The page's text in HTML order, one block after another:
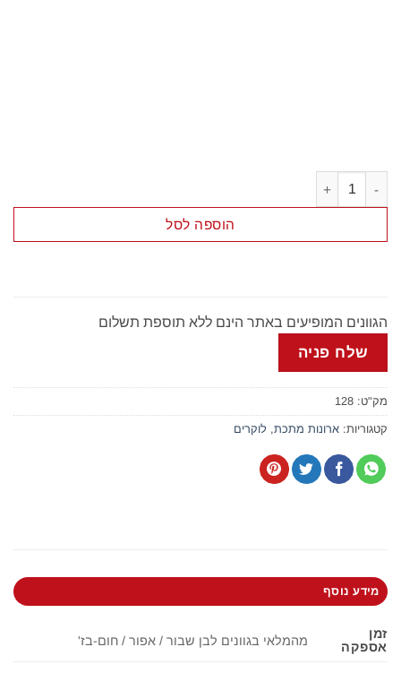
כמות של ארון לוקר ממתכת 20 דלתות
הוספה לסל
הגוונים המופיעים באתר הינם ללא תוספת תשלום
שלח פניה
מק"ט: 128
קטגוריות: ארונות מתכת, לוקרים
מידע נוסף
זמן
אספקה
מהמלאי בגוונים לבן שבור / אפור / חום-בז'